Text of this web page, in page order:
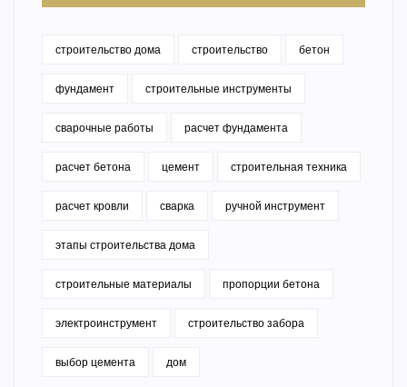
строительство дома строительство бетон
фундамент строительные инструменты
сварочные работы расчет фундамента
расчет бетона цемент строительная техника
расчет кровли сварка ручной инструмент
этапы строительства дома
строительные материалы пропорции бетона
электроинструмент строительство забора
выбор цемента дом